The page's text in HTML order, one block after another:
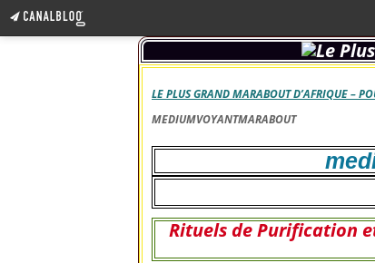
LE PLUS GRAND MARABOUT D’AFRIQUE –
MEDIUMVOYANTMARABOUT
Rituels de Purification